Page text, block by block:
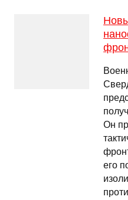
Он
его